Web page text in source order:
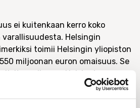
ei kuitenkaan kerro koko
Helsingin
toimii Helsingin yliopiston
miljoonan euron omaisuus. Se
Helsingin
kiinteistöomaisuus.